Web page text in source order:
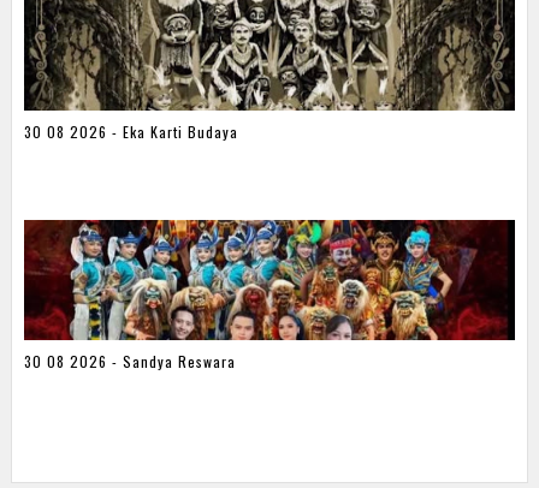
30 08 2026 - Eka Karti Budaya
30 08 2026 - Sandya Reswara